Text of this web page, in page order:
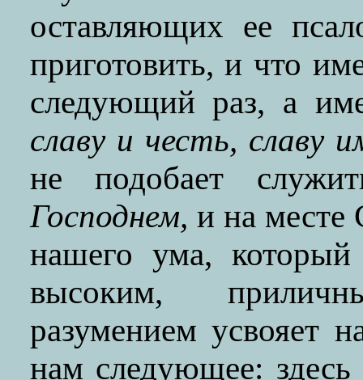
оставляющих ее
приготовить, и что
следующий раз, а
славу и честь, славу
не подобает
Господнем, и на месте
нашего ума, который
высоким,
разумением усвояет
нам следующее: здесь